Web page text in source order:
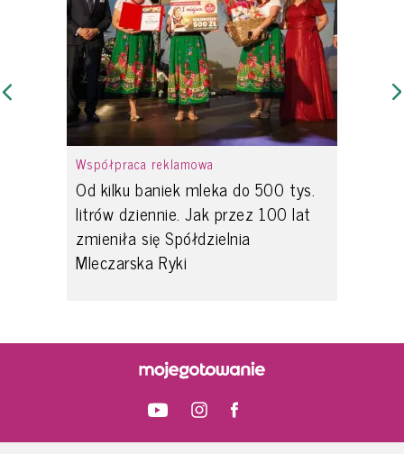
Współpraca reklamowa
Od kilku baniek mleka do 500 tys.
litrów dziennie. Jak przez 100 lat
zmieniła się Spółdzielnia
Mleczarska Ryki